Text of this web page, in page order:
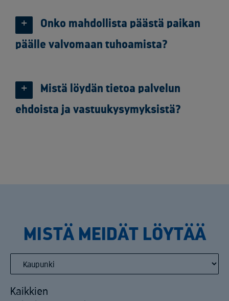
Onko mahdollista päästä paikan
päälle valvomaan tuhoamista?
Mistä löydän tietoa palvelun
ehdoista ja vastuukysymyksistä?
MISTÄ MEIDÄT LÖYTÄÄ
Kaikkien